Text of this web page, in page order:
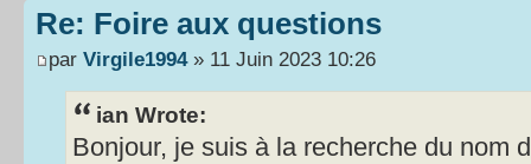
Re: Foire aux questions
par Virgile1994» 11 Juin 2023 10:26
ian Wrote:
Bonjour, je suis à la recherche du nom